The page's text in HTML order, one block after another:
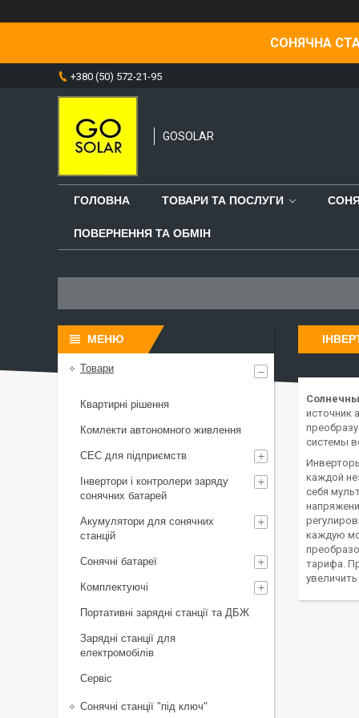
СОНЯЧНА
+380 (50) 572-21-95
GOSOLAR
ГОЛОВНА ТОВАРИ ТА ПОСЛУГИ
ПОВЕРНЕННЯ ТА ОБМІН
источник
системы
каждой
себя
каждую
тарифа.
Товари
Квартирні рішення
Комлекти автономного живлення
СЕС для підприємств
Інвертори і контролери заряду
сонячних батарей
Акумулятори для сонячних
станцій
Сонячні батареї
Комплектуючі
Портативні зарядні станції та ДБЖ
Зарядні станції для
електромобілів
Сервіс
Сонячні станції "під ключ"